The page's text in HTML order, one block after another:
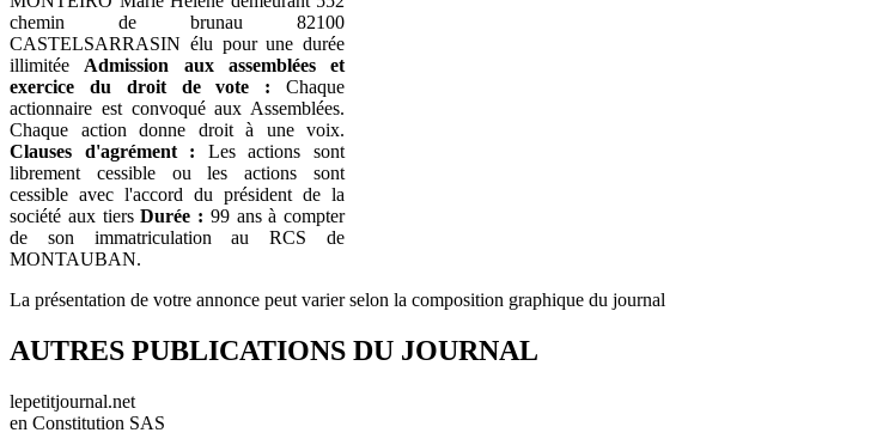
chemin de brunau 82100
CASTELSARRASIN élu pour une durée
illimitée Admission aux assemblées et
exercice du droit de vote : Chaque
actionnaire est convoqué aux Assemblées.
Chaque action donne droit à une voix.
Clauses d'agrément : Les actions sont
librement cessible ou les actions sont
cessible avec l'accord du président de la
société aux tiersDurée : 99 ans à compter
de son immatriculation au RCS de
MONTAUBAN.
La présentation de votre annonce peut varier selon la composition graphique du journal
AUTRES PUBLICATIONS DU JOURNAL
lepetitjournal.net
en Constitution SAS